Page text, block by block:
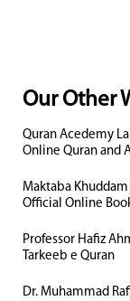
Our Other
Quran Acedemy
Online Quran and
Maktaba
Official Online
Professor Hafiz
Tarkeeb e Quran
Dr. Muhammad